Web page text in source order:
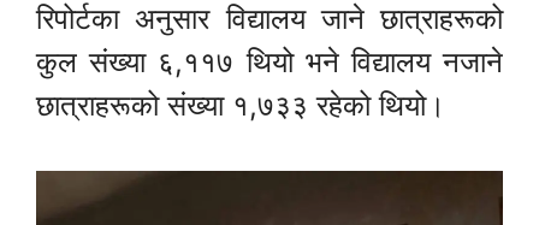
रिपोर्टका अनुसार विद्यालय जाने छात्राहरूको
कुल संख्या ६,११७ थियो भने विद्यालय नजाने
छात्राहरूको संख्या १,७३३ रहेको थियो।